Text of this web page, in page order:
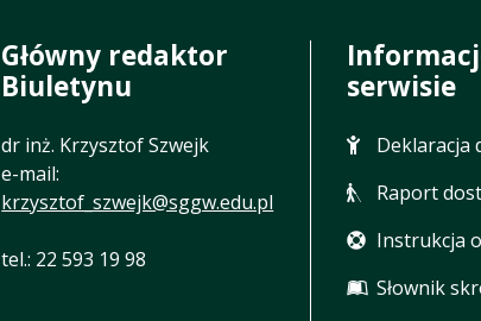
Główny redaktor
Biuletynu
dr inż. Krzysztof Szwejk
e-mail:
krzysztof_szwejk@sggw.edu.pl
tel.: 22 593 19 98
serwisie
Deklaracja
Raport
Instrukcja
Słownik